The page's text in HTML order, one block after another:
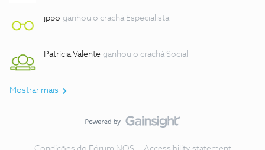
jppo ganhou o crachá Especialista
Patrícia Valente ganhou o crachá Social
Mostrar mais